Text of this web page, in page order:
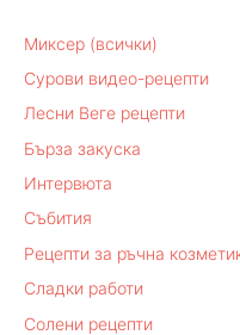
Миксер (всички)
Сурови видео-рецепти
Лесни Веге рецепти
Бърза закуска
Интервюта
Събития
Рецепти за ръчна
Сладки работи
Солени рецепти